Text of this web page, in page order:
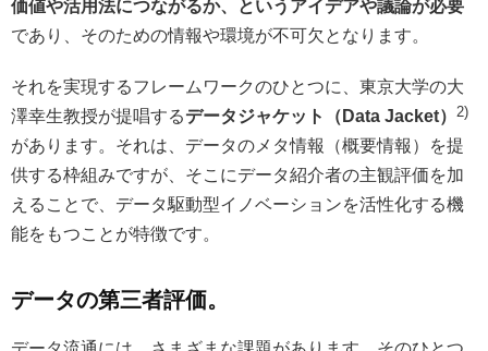
価値や活用法につながるか、というアイデアや議論が必要
であり、そのための情報や環境が不可欠となります。
それを実現するフレームワークのひとつに、東京大学の大
澤幸生教授が提唱するデータジャケット（Data Jacket） 2)
があります。それは、データのメタ情報（概要情報）を提
供する枠組みですが、そこにデータ紹介者の主観評価を加
えることで、データ駆動型イノベーションを活性化する機
能をもつことが特徴です。
データの第三者評価。